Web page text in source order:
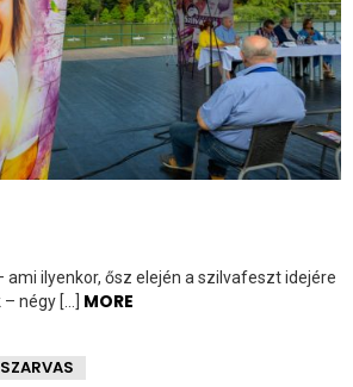
ami ilyenkor, ősz elején a szilvafeszt idejére
négy […] MORE
SZARVAS